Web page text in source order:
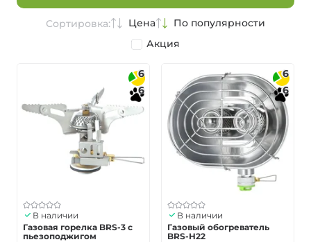
Сортировка: Цена
По популярности
Акция
6
6
В наличии
Газовая горелка BRS-3 с
пьезоподжигом
6
6
В наличии
Газовый обогреватель
BRS-H22